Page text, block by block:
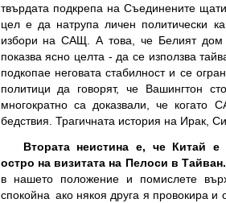
твърдата подкрепа на Съединените
цел е да натрупа личен политически
избори на САЩ. А това, че Белият дом
показва ясно целта - да се използва
подкопае неговата стабилност и се
политици да говорят, че Вашингтон
многократно са доказвали, че
бедствия. Трагичната история на Ирак,
Втората неистина е, че Китай е
остро на визитата на Пелоси в Тайван.
в нашето положение и помислете
спокойна ако някоя друга я провокира и